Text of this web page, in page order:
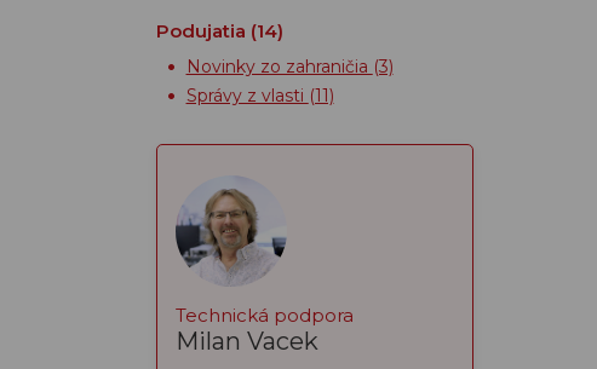
Podujatia (14)
Novinky zo zahraničia (3)
Správy z vlasti (11)
Technická podpora
Milan Vacek